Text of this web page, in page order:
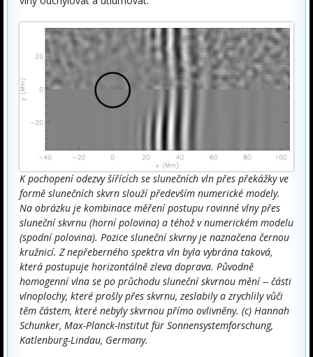
K pochopení odezvy šířících se slunečních vln přes překážky ve
formě slunečních skvrn slouží především numerické modely.
Na obrázku je kombinace měření postupu rovinné vlny přes
sluneční skvrnu (horní polovina) a téhož v numerickém modelu
(spodní polovina). Pozice sluneční skvrny je naznačena černou
kružnicí. Z nepřeberného spektra vln byla vybrána taková,
která postupuje horizontálně zleva doprava. Původně
homogenní vlna se po průchodu sluneční skvrnou mění -- části
vlnoplochy, které prošly přes skvrnu, zeslabily a zrychlily vůči
těm částem, které nebyly skvrnou přímo ovlivněny. (c) Hannah
Schunker, Max-Planck-Institut für Sonnensystemforschung,
Katlenburg-Lindau, Germany.